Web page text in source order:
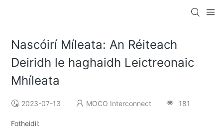
Nascóirí Míleata: An Réiteach
Deiridh le haghaidh Leictreonaic
Mhíleata
2023-07-13 MOCO Interconnect 181
Fotheidil: